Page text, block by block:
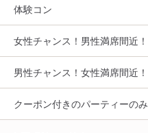
体験コン
女性チャンス！男性満席間近！
男性チャンス！女性満席間近！
クーポン付きのパーティーのみ